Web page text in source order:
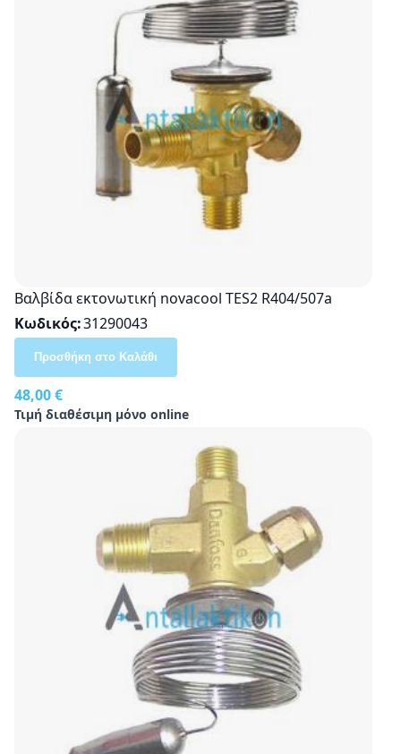
Βαλβίδα εκτονωτική novacool TES2 R404/507a
Κωδικός 31290043
48,00 €
Τιμή διαθέσιμη μόνο online
Προσθήκη στο Καλάθι